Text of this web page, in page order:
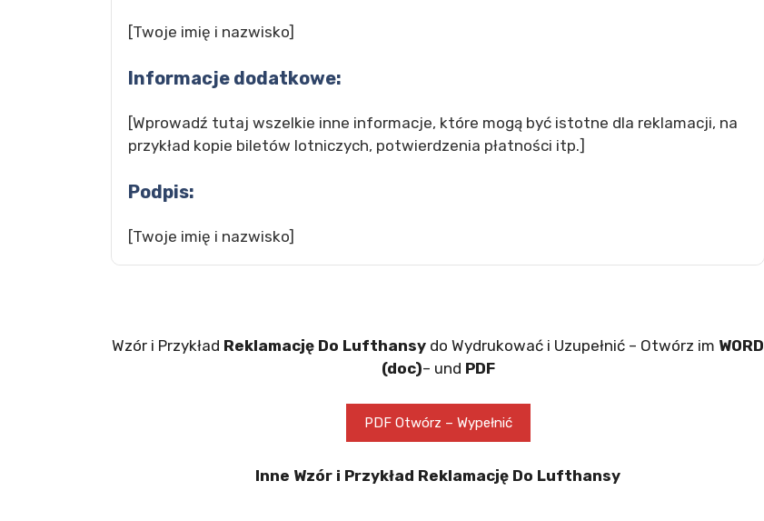
[Twoje imię i nazwisko]
Informacje dodatkowe:
[Wprowadź tutaj wszelkie inne informacje, które mogą być istotne dla reklamacji, na
przykład kopie biletów lotniczych, potwierdzenia płatności itp.]
Podpis:
[Twoje imię i nazwisko]
Wzór i Przykład Reklamację Do Lufthansy do Wydrukować i Uzupełnić – Otwórz im WORD
(doc)– und PDF
PDF Otwórz – Wypełnić
Inne Wzór i Przykład Reklamację Do Lufthansy